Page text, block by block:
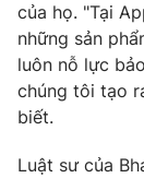
Liên hệ tòa
của họ. "Tại
những sản
luôn nỗ lực
chúng tôi tạo
biết.
Luật sư của